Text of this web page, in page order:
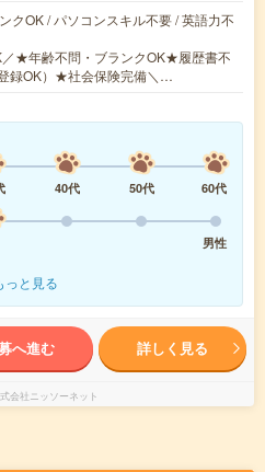
クOK / パソコンスキル不要 / 英語力不
／★年齢不問・ブランクOK★履歴書不
録OK）★社会保険完備＼…
40代 50代
60代
男性
っと見る
へ進む 詳しく見る
会社ニッソーネット